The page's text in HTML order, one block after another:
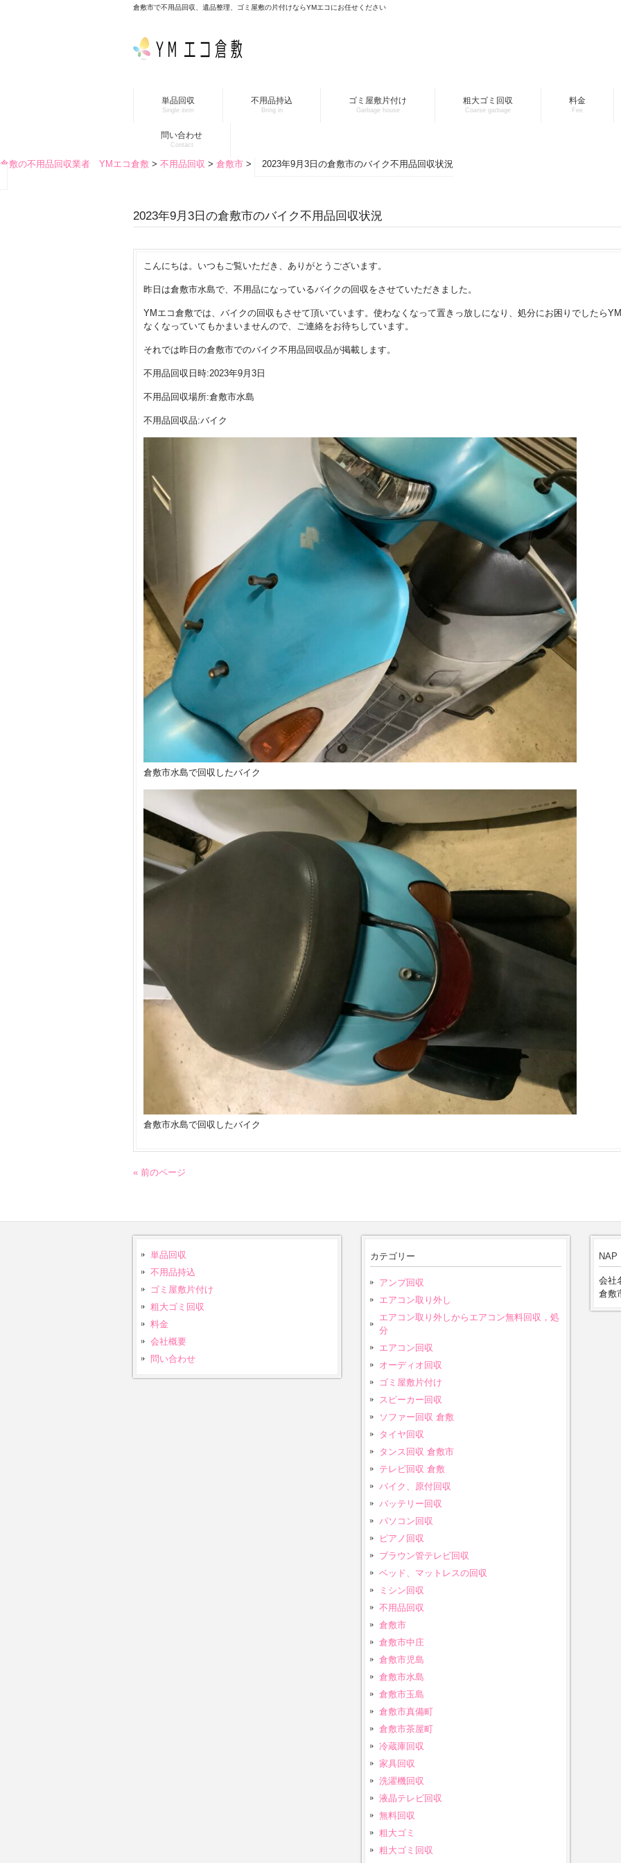
倉敷市で不用品回収、遺品整理、ゴミ屋敷の片付けならYMエコにお任せください
単品回収
Single item
不用品持込
Bring in
ゴミ屋敷片付け
Garbage house
粗大ゴミ回収
Coarse garbage
料金
Fee
問い合わせ
Contact
倉敷の不用品回収業者 YMエコ倉敷 > 不用品回収 > 倉敷市 > 2023年9月3日の倉敷市のバイク不用品回収状況
2023年9月3日の倉敷市のバイク不用品回収状況
こんにちは。いつもご覧いただき、ありがとうございます。
昨日は倉敷市水島で、不用品になっているバイクの回収をさせていただきました。
YMエコ倉敷では、バイクの回収もさせて頂いています。使わなくなって置きっ放しになり、処分にお困りでしたら
なくなっていてもかまいませんので、ご連絡をお待ちしています。
それでは昨日の倉敷市でのバイク不用品回収品が掲載します。
不用品回収日時:2023年9月3日
不用品回収場所:倉敷市水島
不用品回収品:バイク
倉敷市水島で回収したバイク
倉敷市水島で回収したバイク
« 前のページ
単品回収
不用品持込
ゴミ屋敷片付け
粗大ゴミ回収
料金
会社概要
問い合わせ
カテゴリー
アンプ回収
エアコン取り外し
エアコン取り外しからエアコン無料回収，処
分
エアコン回収
オーディオ回収
ゴミ屋敷片付け
スピーカー回収
ソファー回収 倉敷
タイヤ回収
タンス回収 倉敷市
テレビ回収 倉敷
バイク、原付回収
バッテリー回収
パソコン回収
ピアノ回収
ブラウン管テレビ回収
ベッド、マットレスの回収
ミシン回収
不用品回収
倉敷市
倉敷市中庄
倉敷市児島
倉敷市水島
倉敷市玉島
倉敷市真備町
倉敷市茶屋町
冷蔵庫回収
家具回収
洗濯機回収
液晶テレビ回収
無料回収
粗大ゴミ
粗大ゴミ回収
NAP
会社
倉敷